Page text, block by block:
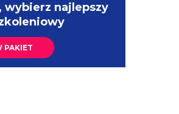
wybierz najlepszy
PAKIET